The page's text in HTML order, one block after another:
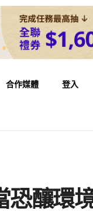
合作媒體 登入
恐釀環